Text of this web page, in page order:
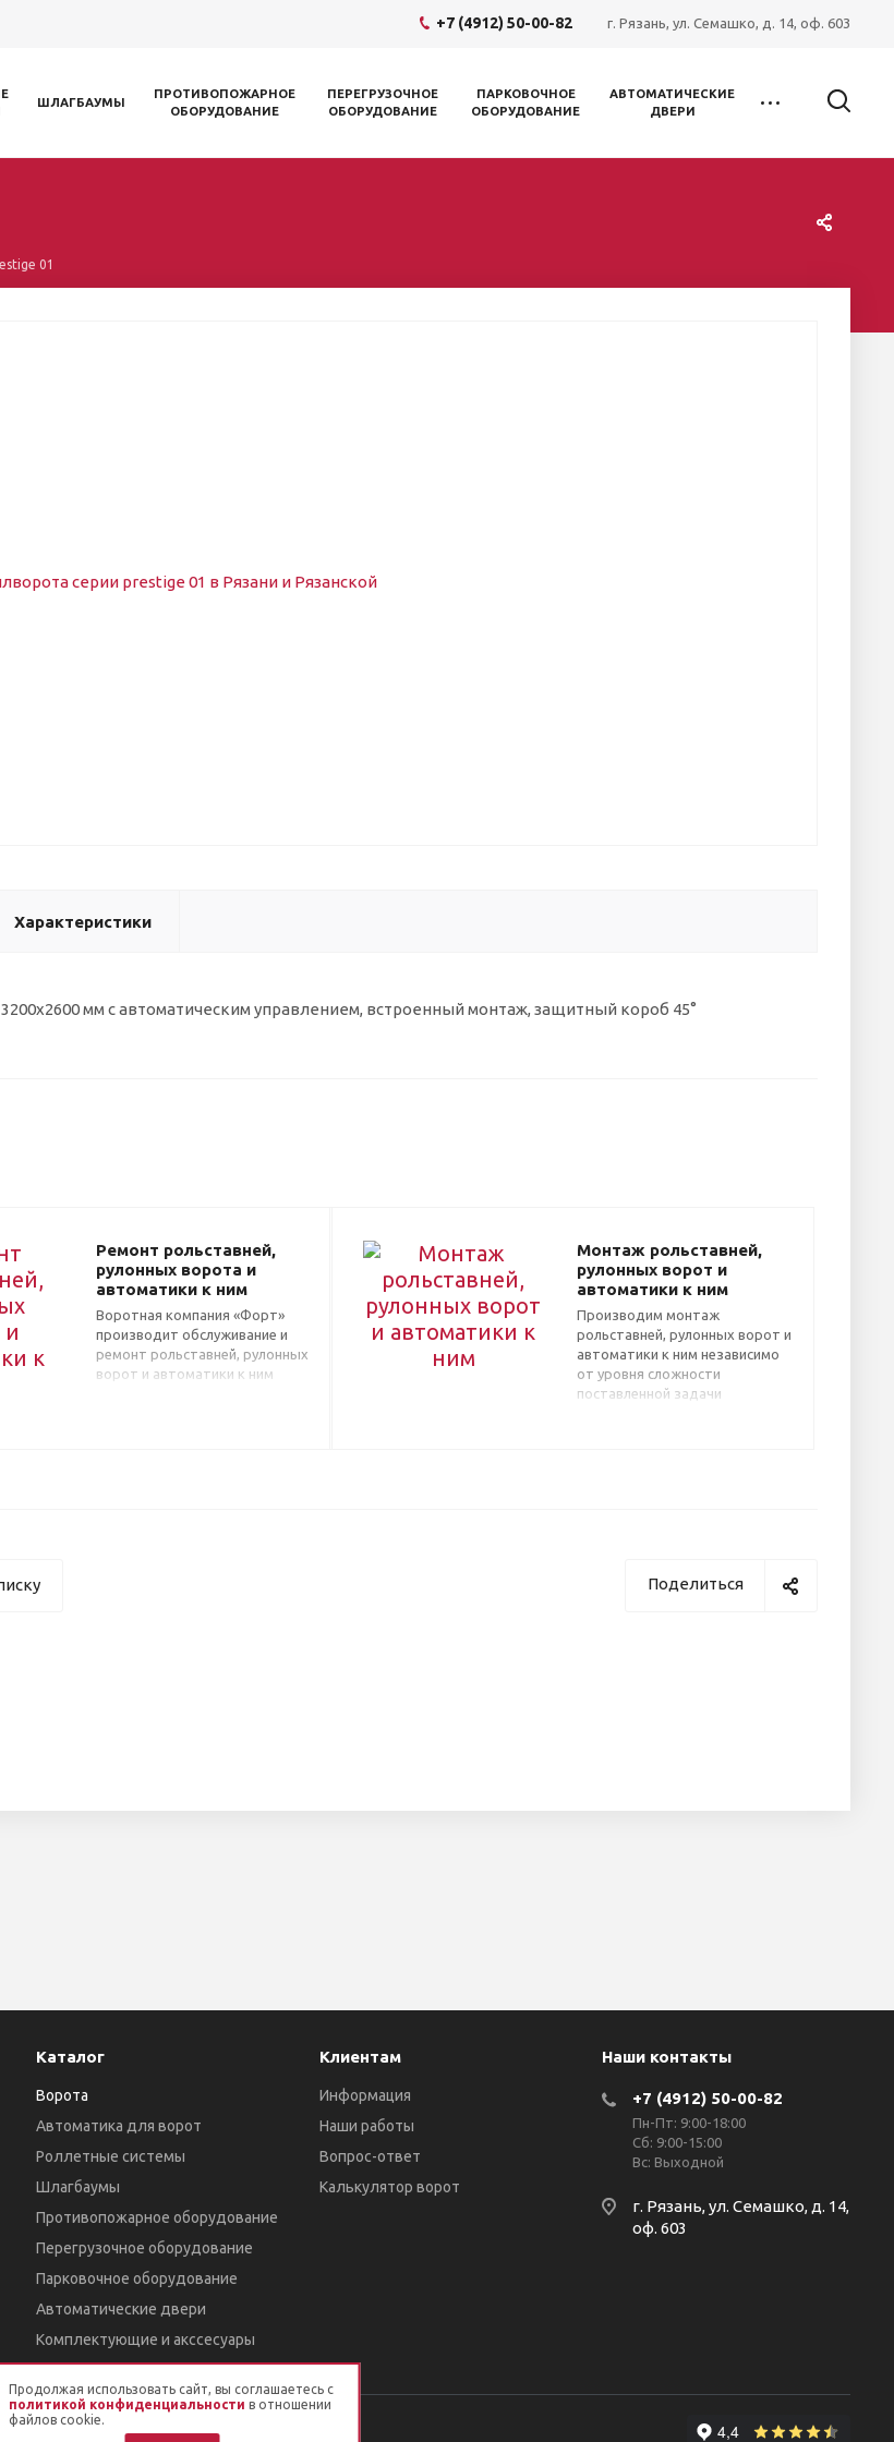
г. Рязань, ул. Семашко, д. 14, оф. 603
+7 (4912) 50-00-82
ШЛАГБАУМЫ
ПРОТИВОПОЖАРНОЕ
ОБОРУДОВАНИЕ
ПЕРЕГРУЗОЧНОЕ
ОБОРУДОВАНИЕ
ПАРКОВОЧНОЕ
ОБОРУДОВАНИЕ
АВТОМАТИЧЕСКИЕ
ДВЕРИ
01
Характеристики
мм с автоматическим управлением, встроенный монтаж, защитный короб 45°
Ремонт рольставней,
рулонных ворота и
автоматики к ним
Воротная компания «Форт»
производит обслуживание и
ремонт рольставней, рулонных
ворот и автоматики к ним
Монтаж рольставней,
рулонных ворот и
автоматики к ним
Производим монтаж
рольставней, рулонных ворот и
автоматики к ним независимо
от уровня сложности
поставленной задачи
Поделиться
Каталог
Ворота
Автоматика для ворот
Роллетные системы
Шлагбаумы
Противопожарное оборудование
Перегрузочное оборудование
Парковочное оборудование
Автоматические двери
Комплектующие и акссесуары
Клиентам
Информация
Наши работы
Вопрос-ответ
Калькулятор ворот
Наши контакты
+7 (4912) 50-00-82
Пн-Пт: 9:00-18:00
Сб: 9:00-15:00
Вс: Выходной
г. Рязань, ул. Семашко, д. 14,
оф. 603
Продолжая использовать сайт, вы соглашаетесь с
политикой конфиденциальности в отношении
файлов cookie.